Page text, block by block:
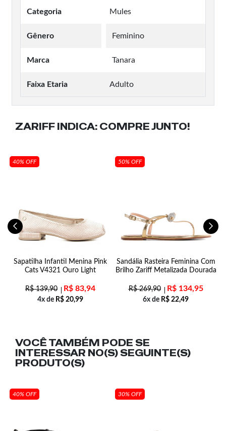
Categoria Mules
Gênero Feminino
Marca Tanara
Faixa Etaria Adulto
ZARIFF INDICA: COMPRE JUNTO!
40% OFF
Sapatilha Infantil Menina Pink
Cats V4321 Ouro Light
R$139,90 R$ 83,94
4x de R$ 20,99
50% OFF
Sandália Rasteira Feminina Com
Brilho Zariff Metalizada Dourada
R$269,90 R$134,95
6x de R$ 22,49
VOCÊ TAMBÉM PODE SE
INTERESSAR NO(S) SEGUINTE(S)
PRODUTO(S)
40% OFF 30% OFF